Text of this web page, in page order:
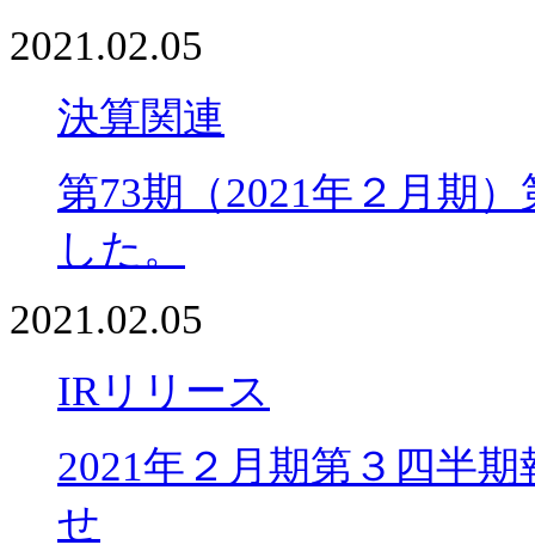
2021.02.05
決算関連
第73期（2021年２月期
した。
2021.02.05
IRリリース
2021年２月期第３四半
せ